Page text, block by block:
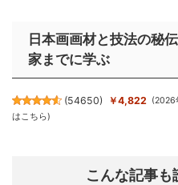
日本画画材と技法の秘
家までに学ぶ
(54650) ￥4,822
はこちら)
こんな記事も